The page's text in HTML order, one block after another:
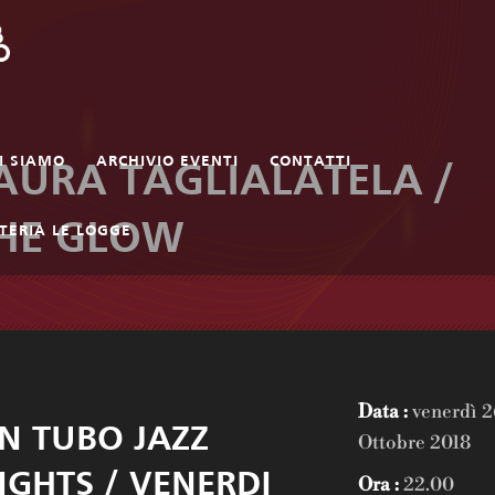
SIAMO ARCHIVIO EVENTI CONTATTI
LE LOGGE
TAGLIALATELA /
GLOW
Data :venerdì
Ottobre 2018
Ora :22.00
TUBO JAZZ
/ VENERDI